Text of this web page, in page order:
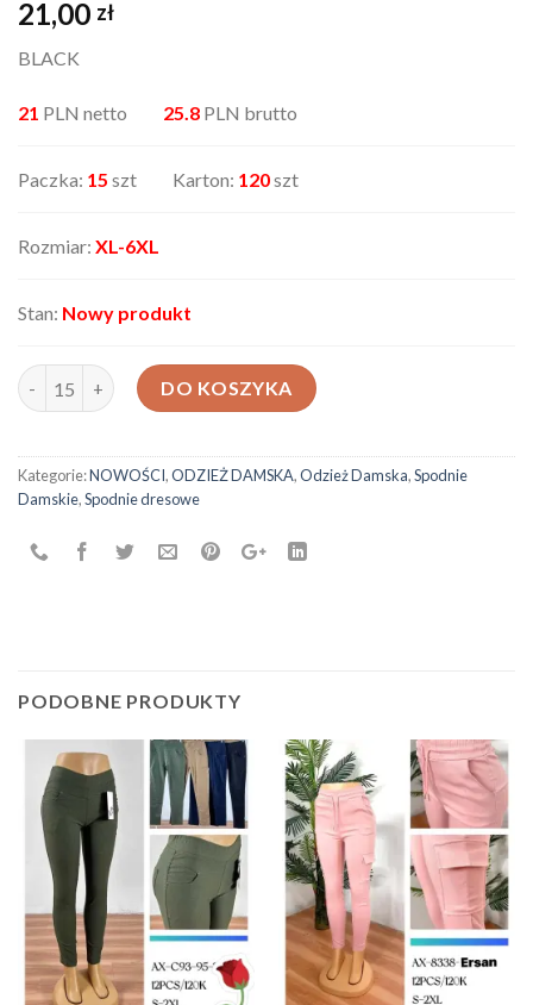
21,00 zł
BLACK
21 PLN netto 25.8 PLN brutto
Paczka: 15 szt Karton: 120szt
Rozmiar: XL-6XL
Stan: Nowy produkt
ilość Spodnie damskie B21791
DO KOSZYKA
Kategorie:NOWOŚCI,ODZIEŻ DAMSKA,Odzież Damska,Spodnie
Damskie,Spodnie dresowe
PODOBNE PRODUKTY